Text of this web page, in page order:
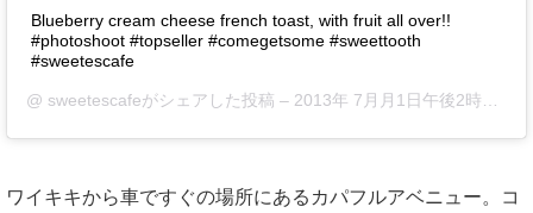
Blueberry cream cheese french toast, with fruit all over!!
#photoshoot #topseller #comegetsome #sweettooth
#sweetescafe
@ sweetescafeがシェアした投稿 – 2013年 7月月1日午後2時03分PDT
ワイキキから車ですぐの場所にあるカパフルアベニュー。コ